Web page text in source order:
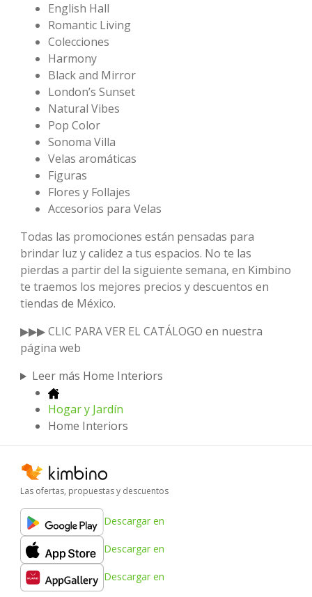
English Hall
Romantic Living
Colecciones
Harmony
Black and Mirror
London’s Sunset
Natural Vibes
Pop Color
Sonoma Villa
Velas aromáticas
Figuras
Flores y Follajes
Accesorios para Velas
Todas las promociones están pensadas para
brindar luz y calidez a tus espacios. No te las
pierdas a partir del la siguiente semana, en Kimbino
te traemos los mejores precios y descuentos en
tiendas de México.
▶▶▶ CLIC PARA VER EL CATÁLOGO en nuestra
página web
Leer más Home Interiors
Hogar y Jardín
Home Interiors
Las ofertas, propuestas y descuentos
Descargar en
Descargar en
Descargar en